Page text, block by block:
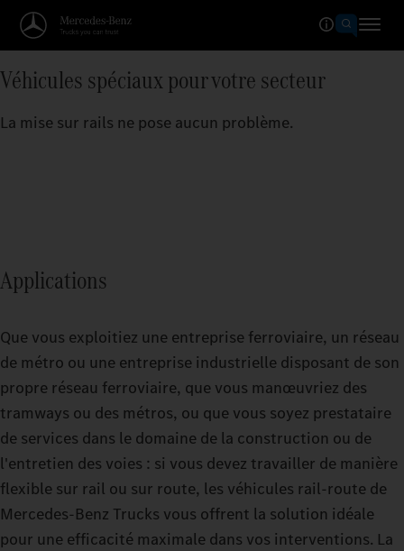
Véhicules spéciaux pour votre secteur
La mise sur rails ne pose aucun problème.
Applications
Que vous exploitiez une entreprise ferroviaire, un réseau
de métro ou une entreprise industrielle disposant de son
propre réseau ferroviaire, que vous manœuvriez des
tramways ou des métros, ou que vous soyez prestataire
de services dans le domaine de la construction ou de
l'entretien des voies : si vous devez travailler de manière
flexible sur rail ou sur route, les véhicules rail-route de
Mercedes‑Benz Trucks vous offrent la solution idéale
pour une efficacité maximale dans vos interventions. La